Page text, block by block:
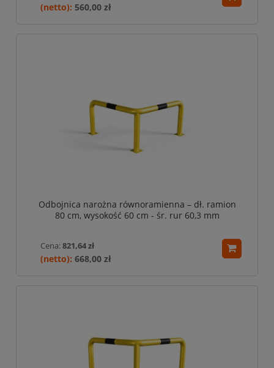
560,00 zł
Odbojnica narożna równoramienna – dł. ramion
80 cm, wysokość 60 cm - śr. rur 60,3 mm
Cena:821,64 zł
668,00 zł